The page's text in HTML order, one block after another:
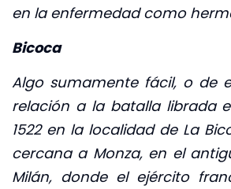
en la enfermedad como
Bicoca
Algo sumamente fácil, o de
relación a la batalla librada
1522 en la localidad de La
cercana a Monza, en el
Milán, donde el ejército